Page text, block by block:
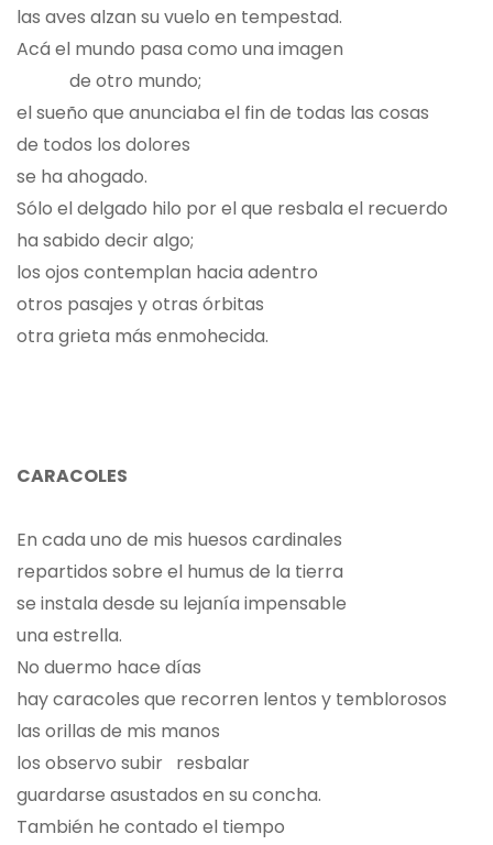
las aves alzan su vuelo en tempestad.
Acá el mundo pasa como una imagen
de otro mundo;
el sueño que anunciaba el fin de todas las cosas
de todos los dolores
se ha ahogado.
Sólo el delgado hilo por el que resbala el recuerdo
ha sabido decir algo;
los ojos contemplan hacia adentro
otros pasajes y otras órbitas
otra grieta más enmohecida.
CARACOLES
En cada uno de mis huesos cardinales
repartidos sobre el humus de la tierra
se instala desde su lejanía impensable
una estrella.
No duermo hace días
hay caracoles que recorren lentos y temblorosos
las orillas de mis manos
los observo subir resbalar
guardarse asustados en su concha.
También he contado el tiempo